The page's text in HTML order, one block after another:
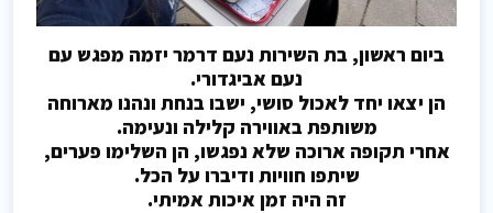
ביום ראשון, בת השירות נעם דרמר יזמה מפגש עם
נעם אביגדורי.
הן יצאו יחד לאכול סושי, ישבו בנחת ונהנו מארוחה
משותפת באווירה קלילה ונעימה.
אחרי תקופה ארוכה שלא נפגשו, הן השלימו פערים,
שיתפו חוויות ודיברו על הכל.
זה היה זמן איכות אמיתי.